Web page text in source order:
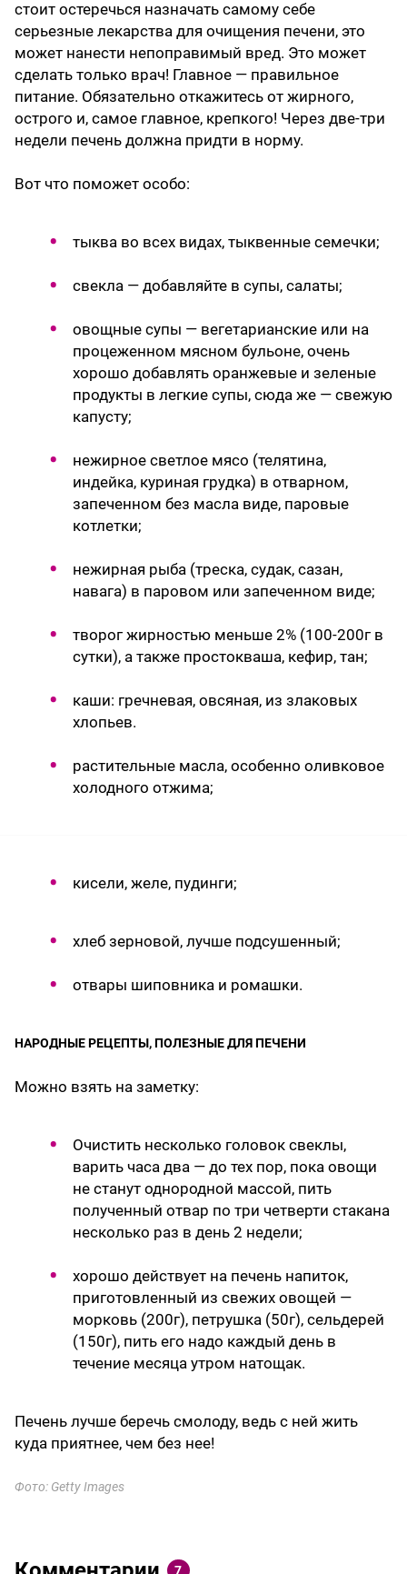
стоит остеречься назначать самому себе
серьезные лекарства для очищения печени, это
может нанести непоправимый вред. Это может
сделать только врач! Главное — правильное
питание. Обязательно откажитесь от жирного,
острого и, самое главное, крепкого! Через две-три
недели печень должна придти в норму.
Вот что поможет особо:
тыква во всех видах, тыквенные семечки;
свекла — добавляйте в супы, салаты;
овощные супы — вегетарианские или на
процеженном мясном бульоне, очень
хорошо добавлять оранжевые и зеленые
продукты в легкие супы, сюда же — свежую
капусту;
нежирное светлое мясо (телятина,
индейка, куриная грудка) в отварном,
запеченном без масла виде, паровые
котлетки;
нежирная рыба (треска, судак, сазан,
навага) в паровом или запеченном виде;
творог жирностью меньше 2% (100-200г в
сутки), а также простокваша, кефир, тан;
каши: гречневая, овсяная, из злаковых
хлопьев.
растительные масла, особенно оливковое
холодного отжима;
кисели, желе, пудинги;
хлеб зерновой, лучше подсушенный;
отвары шиповника и ромашки.
НАРОДНЫЕ РЕЦЕПТЫ, ПОЛЕЗНЫЕ ДЛЯ ПЕЧЕНИ
Можно взять на заметку:
Очистить несколько головок свеклы,
варить часа два — до тех пор, пока овощи
не станут однородной массой, пить
полученный отвар по три четверти стакана
несколько раз в день 2 недели;
хорошо действует на печень напиток,
приготовленный из свежих овощей —
морковь (200г), петрушка (50г), сельдерей
(150г), пить его надо каждый день в
течение месяца утром натощак.
Печень лучше беречь смолоду, ведь с ней жить
куда приятнее, чем без нее!
Фото: Getty Images
7